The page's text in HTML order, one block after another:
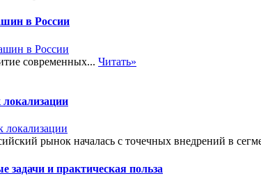
в России
современных... Читать»
локализации
рынок началась с точечных внедрений в
задачи и практическая польза